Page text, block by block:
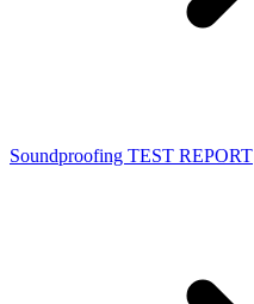
Soundproofing TEST REPORT